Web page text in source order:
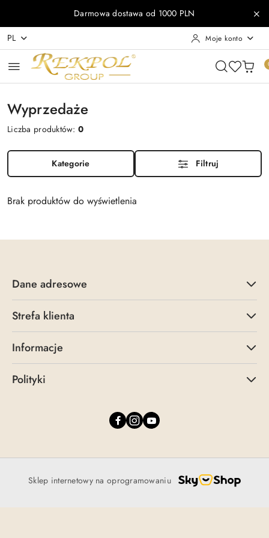
Przejdź do treści głównej
Przejdź do wyszukiwarki
Przejdź do moje konto
Przejdź do menu głównego
Przejdź do stopkiDarmowa dostawa od 1000 PLN
PL Moje konto
Wyprzedaże
Liczba produktów:0
Kategorie Filtruj
Brak produktów do wyświetlenia
Dane adresowe
Strefa klienta
Informacje
Polityki
Sklep internetowy na oprogramowaniu